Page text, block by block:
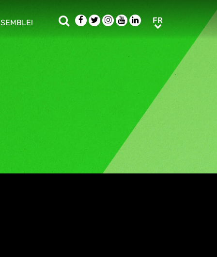
menu
Rechercher
Facebook
TwitterInstagram
YoutubeLinkedIn
FR